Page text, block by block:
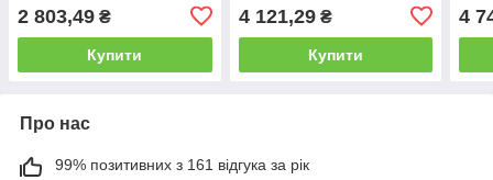
2 803,49 ₴
Купити
4 121,29₴
Купити
4
Про нас
99% позитивних з 161 відгука за рік